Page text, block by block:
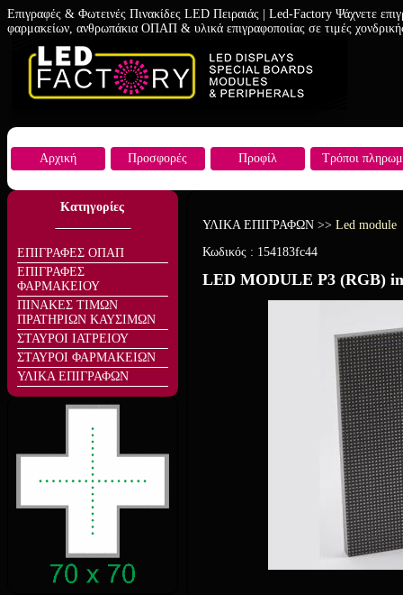
Επιγραφές & Φωτεινές Πινακίδες LED Πειραιάς | Led-Factory Ψάχνετε
φαρμακείων, ανθρωπάκια ΟΠΑΠ & υλικά επιγραφοποιίας σε τιμές
Αρχική Προσφορές Προφίλ Τρόποι
Κατηγορίες
ΕΠΙΓΡΑΦΕΣ ΟΠΑΠ
ΕΠΙΓΡΑΦΕΣ
ΦΑΡΜΑΚΕΙΟΥ
ΠΙΝΑΚΕΣ ΤΙΜΩΝ
ΠΡΑΤΗΡΙΩΝ ΚΑΥΣΙΜΩΝ
ΣΤΑΥΡΟΙ ΙΑΤΡΕΙΟΥ
ΣΤΑΥΡΟΙ ΦΑΡΜΑΚΕΙΩΝ
ΥΛΙΚΑ ΕΠΙΓΡΑΦΩΝ
ΥΛΙΚΑ ΕΠΙΓΡΑΦΩΝ >> Led module
Κωδικός : 154183fc44
LED MODULE Ρ3 (RGB)